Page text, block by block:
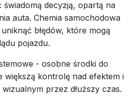
decyzją, opartą na
auta. Chemia samochodowa
błędów, które mogą
pojazdu.
- osobne środki do
większą kontrolę nad efektem i
przez dłuższy czas.